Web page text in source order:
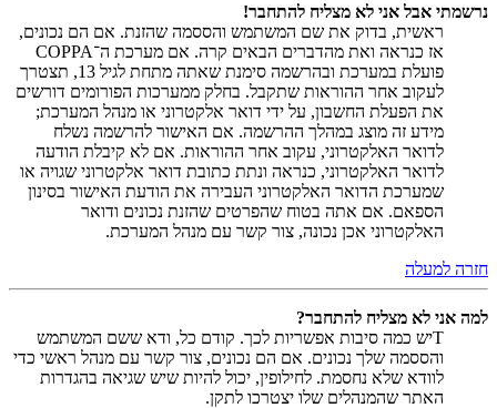
נרשמתי אבל אני לא מצליח להתחבר!
ראשית, בדוק את שם המשתמש והססמה שהזנת. אם הם נכונים,
אז כנראה ואת מהדברים הבאים קרה. אם מערכת ה־COPPA
פועלת במערכת ובהרשמה סימנת שאתה מתחת לגיל 13, תצטרך
לעקוב אחר ההוראות שתקבל. בחלק ממערכות הפורומים דורשים
את הפעלת החשבון, על ידי דואר אלקטרוני או מנהל המערכת;
מידע זה מוצג במהלך ההרשמה. אם האישור להרשמה נשלח
לדואר האלקטרוני, עקוב אחר ההוראות. אם לא קיבלת הודעה
לדואר האלקטרוני, כנראה ונתת כתובת דואר אלקטרוני שגויה או
שמערכת הדואר האלקטרוני העבירה את הודעת האישור בסינון
הספאם. אם אתה בטוח שהפרטים שהזנת נכונים ודואר
האלקטרוני אכן נכונה, צור קשר עם מנהל המערכת.
חזרה למעלה
למה אני לא מצליח להתחבר?
Tיש כמה סיבות אפשריות לכך. קודם כל, ודא ששם המשתמש
והססמה שלך נכונים. אם הם נכונים, צור קשר עם מנהל ראשי כדי
לוודא שלא נחסמת. לחילופין, יכול להיות שיש שגיאה בהגדרות
האתר שהמנהלים שלו יצטרכו לתקן.